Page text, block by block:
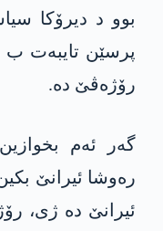
بوو د دیرۆکا
پرسێن تایبەت ب
رۆژەڤێ دە.
گەر ئەم
رەوشا ئیرانێ
ئیرانێ دە ژی،